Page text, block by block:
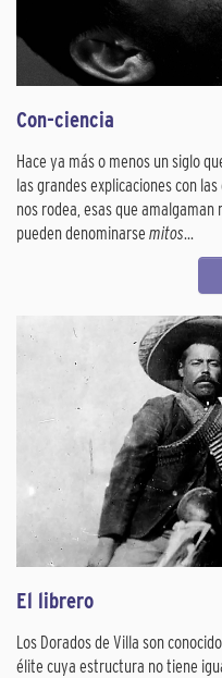
Con-ciencia
Hace ya más o menos un siglo
las grandes explicaciones con
nos rodea, esas que
pueden denominarse mitos...
El librero
Los Dorados de Villa son
élite cuya estructura no tiene